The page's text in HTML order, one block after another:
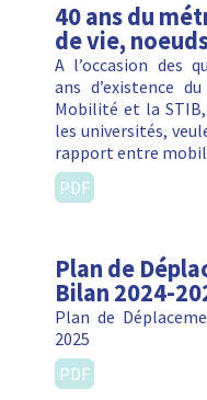
40 ans du
de vie,
A l’occasion des
ans d’existence
Mobilité et la
les universités,
rapport entre
PDF
Plan de
Bilan 2024-
Plan de
2025
PDF